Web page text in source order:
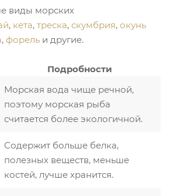
виды морских
, кета, треска, скумбрия, окунь
, форель и другие.
Подробности
Морская вода чище речной,
поэтому морская рыба
считается более экологичной.
Содержит больше белка,
полезных веществ, меньше
костей, лучше хранится.